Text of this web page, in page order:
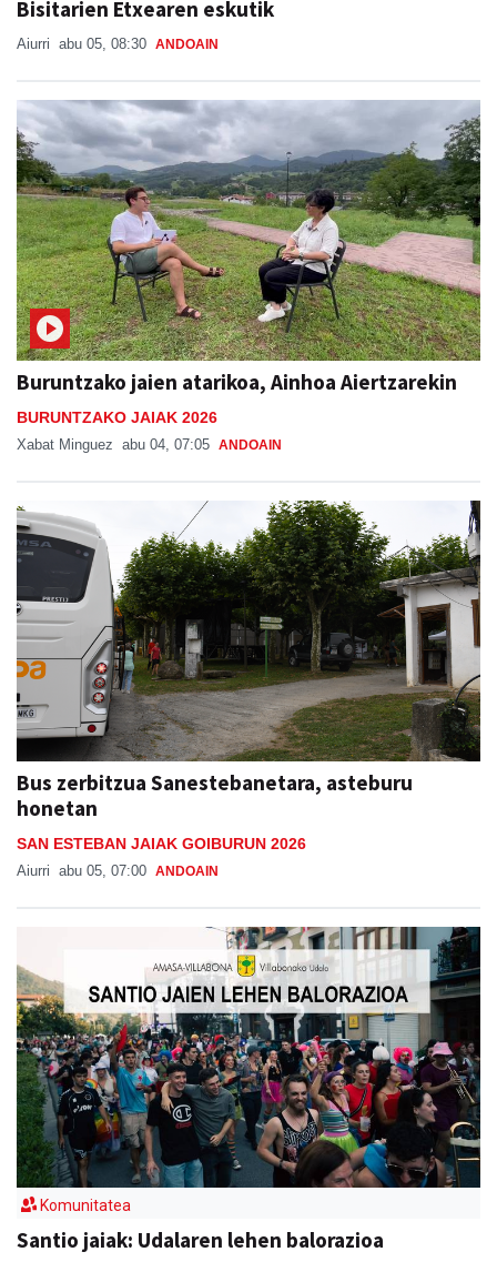
Bisitarien Etxearen eskutik
Aiurri abu 05, 08:30 ANDOAIN
Buruntzako jaien atarikoa, Ainhoa Aiertzarekin
BURUNTZAKO JAIAK 2026
Xabat Minguez abu 04, 07:05 ANDOAIN
Bus zerbitzua Sanestebanetara, asteburu
honetan
SAN ESTEBAN JAIAK GOIBURUN 2026
Aiurri abu 05, 07:00 ANDOAIN
Komunitatea
Santio jaiak: Udalaren lehen balorazioa